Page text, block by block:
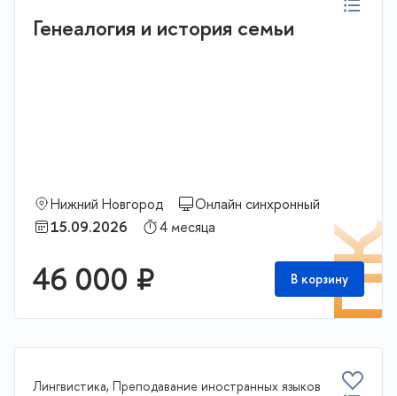
Генеалогия и история семьи
Нижний Новгород
Онлайн синхронный
15.09.2026
4 месяца
46 000 ₽ В корзину
Лингвистика, Преподавание иностранных языков